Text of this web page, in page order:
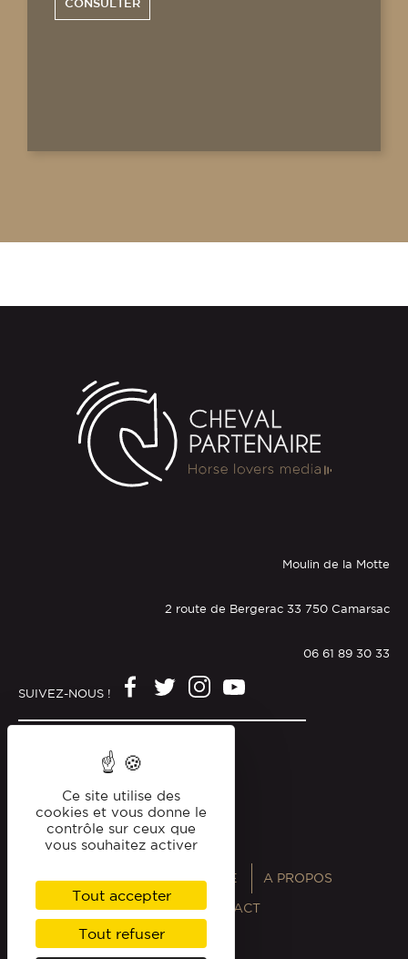
CONSULTER
Moulin de la Motte
2 route de Bergerac 33 750 Camarsac
06 61 89 30 33
SUIVEZ-NOUS !
Politique de confidentialité
ANNUAIRES MAGAZINE A PROPOS
PROFESSIONNELS CONTACT
Ce site utilise des
cookies et vous donne le
contrôle sur ceux que
vous souhaitez activer
Tout accepter
Tout refuser